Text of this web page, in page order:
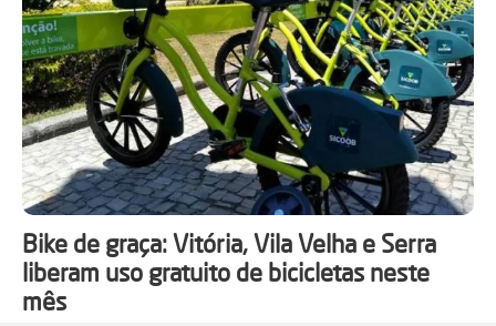
Bike de graça: Vitória, Vila Velha e Serra
liberam uso gratuito de bicicletas neste
mês